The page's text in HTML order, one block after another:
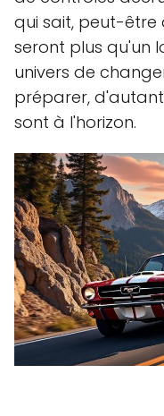
qui sait, peut-être
seront plus qu'un
univers de
préparer,
sont à l'horizon.